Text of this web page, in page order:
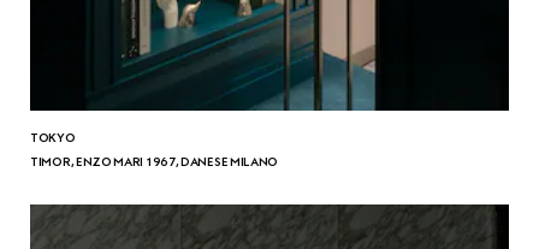
TOKYO
TIMOR, ENZO MARI 1967, DANESE MILANO